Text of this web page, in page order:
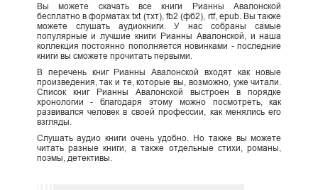
Вы можете скачать все книги Рианны Авалонской
бесплатно в форматах txt (тхт), fb2 (фб2), rtf, epub. Вы также
можете слушать аудиокниги. У нас собраны самые
популярные и лучшие книги Рианны Авалонской, и наша
коллекция постоянно пополняется новинками - последние
книги вы сможете прочитать первыми.
В перечень книг Рианны Авалонской входят как новые
произведения, так и те, которые вы, возможно, уже читали.
Список книг Рианны Авалонской выстроен в порядке
хронологии - благодаря этому можно посмотреть, как
развивался человек в своей профессии, как менялись его
взгляды.
Слушать аудио книги очень удобно. Но также вы можете
читать разные книги, а также отдельные стихи, романы,
поэмы, детективы.